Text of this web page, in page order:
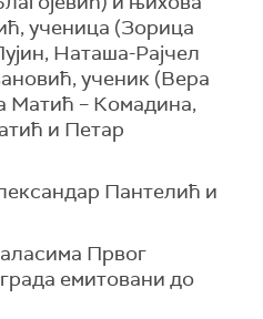
ученица (Зорица
Наташа-Рајчел
ученик (Вера
Матић – Комадина,
и Петар
Пантелић и
Првог
емитовани до